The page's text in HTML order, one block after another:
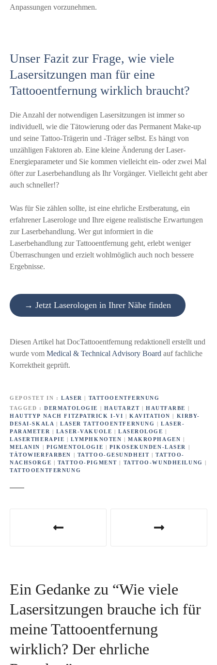
Anpassungen vorzunehmen.
Unser Fazit zur Frage, wie viele
Lasersitzungen man für eine
Tattooentfernung wirklich braucht?
Die Anzahl der notwendigen Lasersitzungen ist immer so
individuell, wie die Tätowierung oder das Permanent Make-up
und seine Tattoo-Trägerin und -Träger selbst. Es hängt von
unzähligen Faktoren ab. Eine kleine Änderung der Laser-
Energieparameter und Sie kommen vielleicht ein- oder zwei Mal
öfter zur Laserbehandlung als Ihr Vorgänger. Vielleicht geht aber
auch schneller!?
Was für Sie zählen sollte, ist eine ehrliche Erstberatung, ein
erfahrener Laserologe und Ihre eigene realistische Erwartungen
zur Laserbehandlung. Wer gut informiert in die
Laserbehandlung zur Tattooentfernung geht, erlebt weniger
Überraschungen und erzielt wohlmöglich auch noch bessere
Ergebnisse.
→ Jetzt Laserologen in Ihrer Nähe finden
Diesen Artikel hat DocTattooentfernung redaktionell erstellt und
wurde vom Medical & Technical Advisory Board auf fachliche
Korrektheit geprüft.
GEPOSTET IN LASER | TATTOOENTFERNUNG
TAGGED
DERMATOLOGIE HAUTARZT HAUTFARBE
HAUTTYP NACH FITZPATRICK I-VI
|KAVITATION
KIRBY-
DESAI-SKALA
LASER TATTOOENTFERNUNG |LASER-
PARAMETER
LASER-VAKUOLE LASEROLOGE
LASERTHERAPIE
|LYMPHKNOTEN |MAKROPHAGEN
MELANIN
PIGMENTOLOGIE PIKOSEKUNDEN-LASER
TÄTOWIERFARBEN
TATTOO-GESUNDHEIT |TATTOO-
NACHSORGE
TATTOO-PIGMENT TATTOO-WUNDHEILUNG
TATTOOENTFERNUNG
r
a
g
s
Ein Gedanke zu “Wie viele
Lasersitzungen brauche ich für
meine Tattooentfernung
wirklich? Der ehrliche